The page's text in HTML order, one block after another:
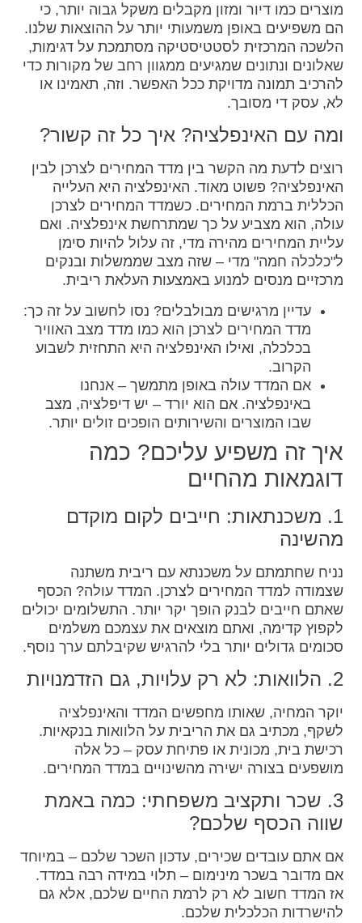
מוצרים כמו דיור ומזון מקבלים משקל גבוה יותר, כי
הם משפיעים באופן משמעותי יותר על ההוצאות שלנו.
הלשכה המרכזית לסטטיסטיקה מסתמכת על דגימות,
שאלונים ונתונים שמגיעים ממגוון רחב של מקורות כדי
להרכיב תמונה מדויקת ככל האפשר. וזה, תאמינו או
לא, עסק די מסובך.
ומה עם האינפלציה? איך כל זה קשור?
רוצים לדעת מה הקשר בין מדד המחירים לצרכן לבין
האינפלציה? פשוט מאוד. האינפלציה היא העלייה
הכללית ברמת המחירים. כשמדד המחירים לצרכן
עולה, הוא מצביע על כך שמתרחשת אינפלציה. ואם
עליית המחירים מהירה מדי, זה עלול להיות סימן
ל"כלכלה חמה" מדי – שזה מצב שממשלות ובנקים
מרכזיים מנסים למנוע באמצעות העלאת ריבית.
עדיין מרגישים מבולבלים? נסו לחשוב על זה כך:
מדד המחירים לצרכן הוא כמו מדד מצב האוויר
בכלכלה, ואילו האינפלציה היא התחזית לשבוע
הקרוב.
אם המדד עולה באופן מתמשך – אנחנו
באינפלציה. אם הוא יורד – יש דיפלציה, מצב
שבו המוצרים והשירותים הופכים זולים יותר.
איך זה משפיע עליכם? כמה
דוגמאות מהחיים
1. משכנתאות: חייבים לקום מוקדם
מהשינה
נניח שחתמתם על משכנתא עם ריבית משתנה
שצמודה למדד המחירים לצרכן. המדד עולה? הכסף
שאתם חייבים לבנק הופך יקר יותר. התשלומים יכולים
לקפוץ קדימה, ואתם מוצאים את עצמכם משלמים
סכומים גדולים יותר בלי להרגיש שקיבלתם ערך נוסף.
2. הלוואות: לא רק עלויות, גם הזדמנויות
יוקר המחיה, שאותו מחפשים המדד והאינפלציה
לשקף, מכתיב גם את הריבית על הלוואות בנקאיות.
רכישת בית, מכונית או פתיחת עסק – כל אלה
מושפעים בצורה ישירה מהשינויים במדד המחירים.
3. שכר ותקציב משפחתי: כמה באמת
שווה הכסף שלכם?
אם אתם עובדים שכירים, עדכון השכר שלכם – במיוחד
אם מדובר בשכר מינימום – תלוי במידה רבה במדד.
אז המדד חשוב לא רק לרמת החיים שלכם, אלא גם
להישרדות הכלכלית שלכם.